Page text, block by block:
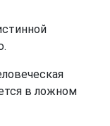
в ложном